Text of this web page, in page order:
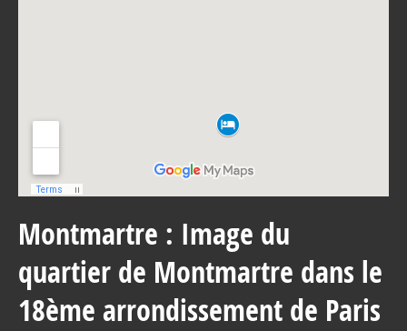
Montmartre : Image du
quartier de Montmartre dans le
18ème arrondissement de Paris